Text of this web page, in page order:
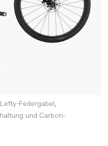
Federgabel,
und Carbon-